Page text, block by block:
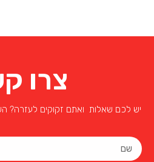
צרו
יש לכם שאלות ואתם זקוקים לעזרה?